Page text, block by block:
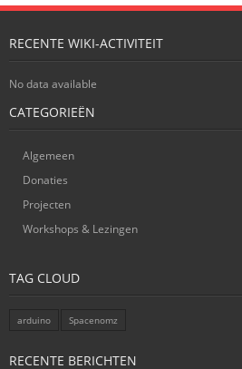
RECENTE WIKI-ACTIVITEIT
No data available
CATEGORIEËN
Algemeen
Donaties
Projecten
Workshops & Lezingen
TAG CLOUD
arduino Spacenomz
RECENTE BERICHTEN